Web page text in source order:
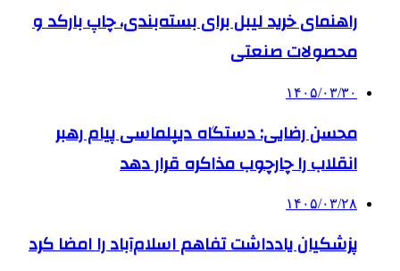
راهنمای خرید لیبل برای بسته‌بندی، چاپ بارکد و
محصولات صنعتی
۱۴۰۵/۰۳/۳۰
محسن رضایی: دستگاه دیپلماسی پیام رهبر
انقلاب را چارچوب مذاکره قرار دهد
۱۴۰۵/۰۳/۲۸
پزشکیان یادداشت تفاهم اسلام‌آباد را امضا کرد